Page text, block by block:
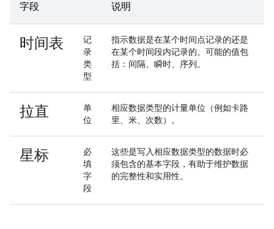
字段 说明
时间表
记
录
类
型
指示数据是在某个时间点记录的还是
在某个时间段内记录的。可能的值包
括： 间隔、 瞬时、 序列。
拉直
单
位
相应数据类型的计量单位（例如卡路
里、米、次数）。
星标
必
填
字
段
这些是写入相应数据类型的数据时必
须包含的基本字段，有助于维护数据
的完整性和实用性。